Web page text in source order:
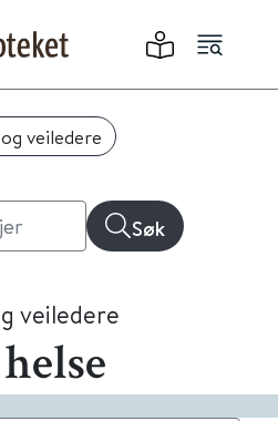
veiledere
Søk
veiledere